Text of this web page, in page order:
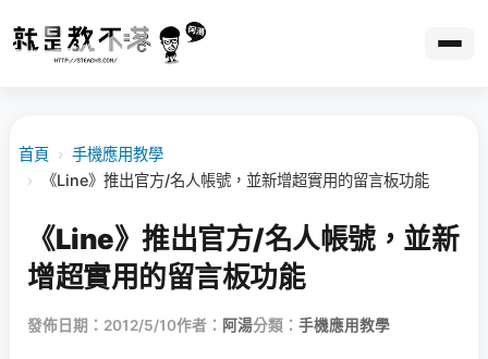
首頁 › 手機應用教學
›
《Line》推出官方/名人帳號，並新增超實用的留言板功能
《Line》推出官方/名人帳號，並新
增超實用的留言板功能
發佈日期：2012/5/10作者： 阿湯分類： 手機應用教學